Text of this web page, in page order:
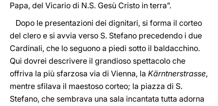
Papa, del Vicario di N.S. Gesù Cristo in terra”.
Dopo le presentazioni dei dignitari, si forma il corteo
del clero e si avvia verso S. Stefano precedendo i due
Cardinali, che lo seguono a piedi sotto il baldacchino.
Qui dovrei descrivere il grandioso spettacolo che
offriva la più sfarzosa via di Vienna, la Kärntnerstrasse,
mentre sfilava il maestoso corteo; la piazza di S.
Stefano, che sembrava una sala incantata tutta adorna